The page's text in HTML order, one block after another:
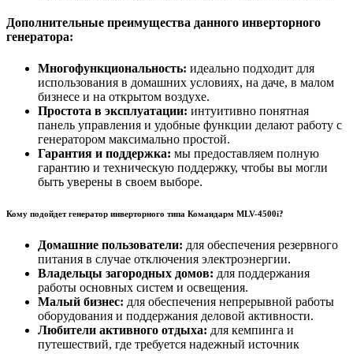
Дополнительные преимущества данного инверторного
генератора:
Многофункциональность: идеально подходит для
использования в домашних условиях, на даче, в малом
бизнесе и на открытом воздухе.
Простота в эксплуатации: интуитивно понятная
панель управления и удобные функции делают работу с
генератором максимально простой.
Гарантия и поддержка: мы предоставляем полную
гарантию и техническую поддержку, чтобы вы могли
быть уверены в своем выборе.
Кому подойдет генератор инверторного типа Командарм MLV-4500i?
Домашние пользователи: для обеспечения резервного
питания в случае отключения электроэнергии.
Владельцы загородных домов: для поддержания
работы основных систем и освещения.
Малый бизнес: для обеспечения непрерывной работы
оборудования и поддержания деловой активности.
Любители активного отдыха: для кемпинга и
путешествий, где требуется надежный источник